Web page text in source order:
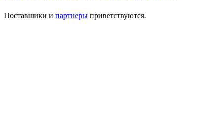
Поставшики и партнеры приветствуются.